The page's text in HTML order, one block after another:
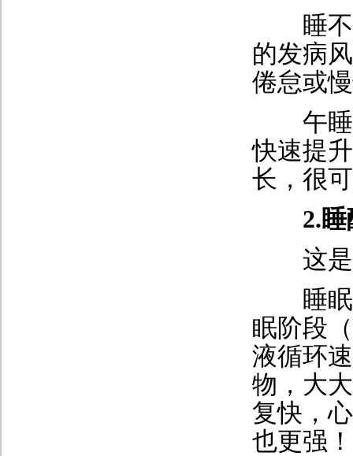
睡不
的发病
倦怠或
午睡
快速提
长，很
2.睡
这是
睡眠
眠阶段
液循环
物，大
复快，
也更强！